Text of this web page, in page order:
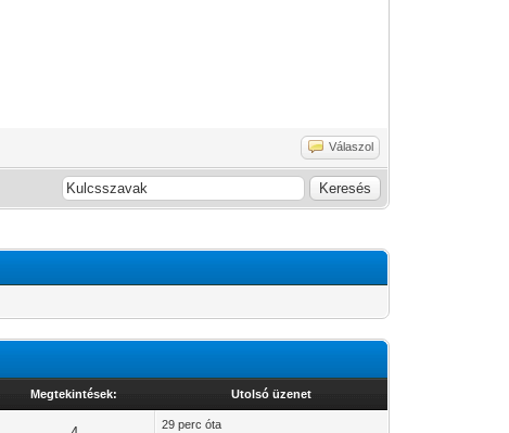
Válaszol
Megtekintések: Utolsó üzenet
29 perc óta